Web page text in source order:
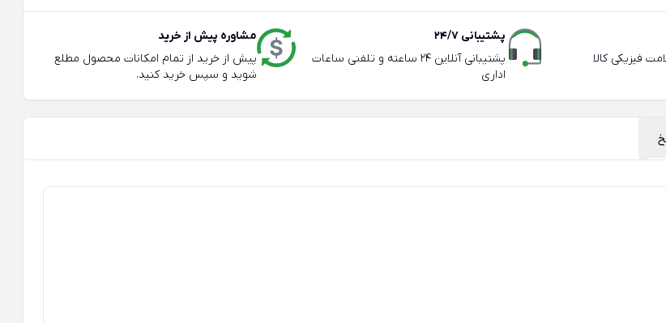
فیزیکی کالا
پشتیبانی 24/7
پشتیبانی آنلاین 24 ساعته و تلفنی ساعات
اداری
مشاوره پیش از خرید
پیش از خرید از تمام امکانات محصول مطلع
شوید و سپس خرید کنید.